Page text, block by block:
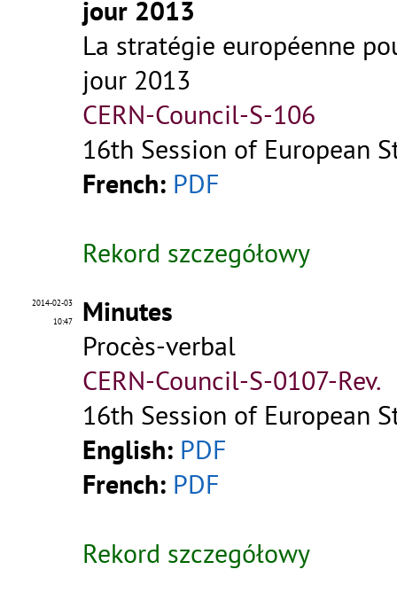
jour 2013
La stratégie européenne
jour 2013
CERN-Council-S-106
16th Session of European
French: PDF
Rekord szczegółowy
2014-02-03
10:47
Minutes
Procès-verbal
CERN-Council-S-0107-Rev.
16th Session of European
English: PDF
French: PDF
Rekord szczegółowy